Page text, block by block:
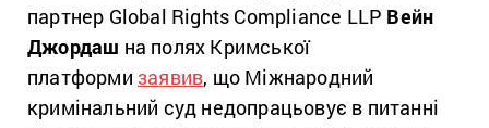
партнер Global Rights Compliance LLP Вейн
Джордаш на полях Кримської
платформи заявив, що Міжнародний
кримінальний суд недопрацьовує в питанні